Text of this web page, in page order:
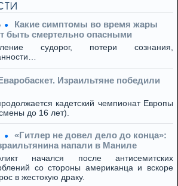
Какие симптомы во время жары
быть смертельно опасными
судорог, потери сознания,
Израильтяне победили
кадетский чемпионат Европы
до 16 лет).
«Гитлер не довел дело до конца»:
напали в Маниле
начался после антисемитских
со стороны американца и вскоре
в жестокую драку.